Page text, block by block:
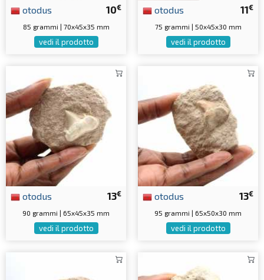
10€
otodus
85 grammi | 70x45x35 mm
vedi il prodotto
11€
otodus
75 grammi | 50x45x30 mm
vedi il prodotto
13€
otodus
90 grammi | 65x45x35 mm
vedi il prodotto
13€
otodus
95 grammi | 65x50x30 mm
vedi il prodotto